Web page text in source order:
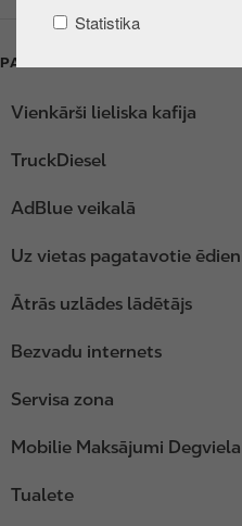
Statistika
PAKALPOJUMI
Vienkārši lieliska kafija
TruckDiesel
AdBlue veikalā
Uz vietas pagatavotie
Ātrās uzlādes lādētājs
Bezvadu internets
Servisa zona
Mobilie Maksājumi Degviela
Tualete